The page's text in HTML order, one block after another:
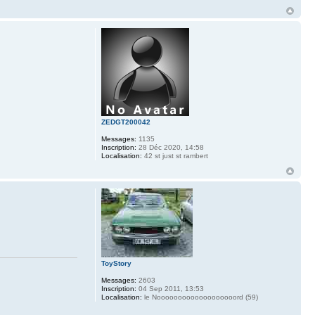
ZEDGT200042
Messages: 1135
Inscription: 28 Déc 2020, 14:58
Localisation: 42 st just st rambert
ToyStory
Messages: 2603
Inscription: 04 Sep 2011, 13:53
Localisation: le Nooooooooooooooooooord (59)